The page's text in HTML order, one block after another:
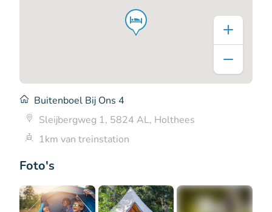
Foto's
Buitenboel Bij Ons 4
Sleijbergweg 1, 5824 AL, Holthees
1km van treinstation